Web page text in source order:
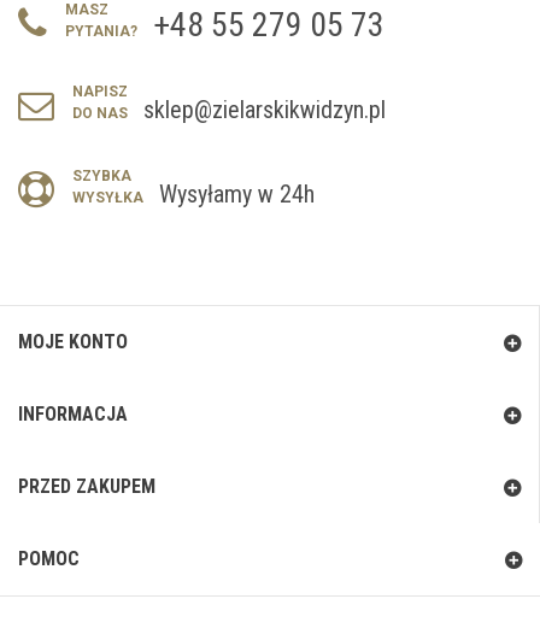
MASZ
PYTANIA?
+48 55 279 05 73
NAPISZ
DO NAS
sklep@zielarskikwidzyn.pl
SZYBKA
WYSYŁKA
Wysyłamy w 24h
MOJE KONTO
INFORMACJA
PRZED ZAKUPEM
POMOC